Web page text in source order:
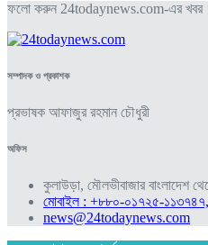
ফলো করুন 24todaynews.com-এর খবর
সম্পাদক ও প্রকাশক
প্রভাষক আফাজুর রহমান চৌধুরী
অফিস
কুলাউড়া, মৌলভীবাজার বাংলাদেশ
মোবাইল : +৮৮০-০১৭২৫-
news@24todaynews.com